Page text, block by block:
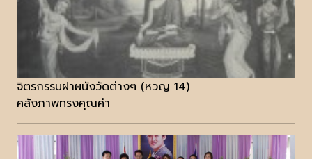
จิตรกรรมฝาผนังวัดต่างๆ (หวญ 14)
คลังภาพทรงคุณค่า